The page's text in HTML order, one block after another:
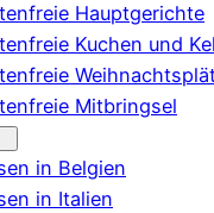
Hauptgerichte
Kuchen und
Mitbringsel
in Belgien
in Italien